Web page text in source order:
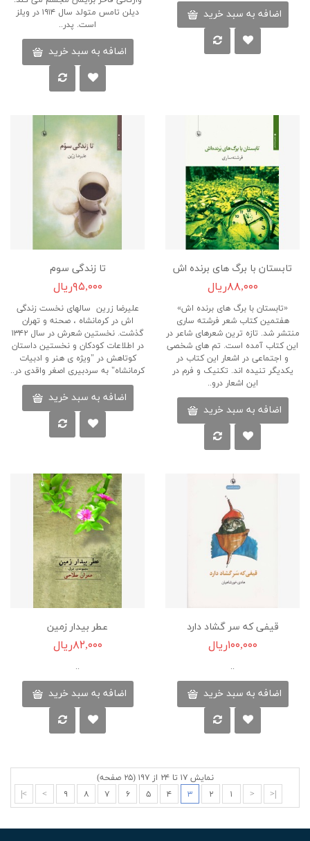
اضافه به سبد خرید
دیلن تامس متولد سال ۱۹۱۴ در ویلز
است. پدر..
اضافه به سبد خرید
تابستان با برگ های برنده اش
۸۸,۰۰۰ریال
«تابستان با برگ های برنده اش»
هفتمین کتاب شعر فرشته ساری
منتشر شد. تازه ترین شعرهای شاعر در
این کتاب آمده است. تم های شخصی
و اجتماعی در اشعار این کتاب در
یکدیگر تنیده اند. تکنیک و فرم در
این اشعار درو..
اضافه به سبد خرید
تا زندگی سوم
۹۵,۰۰۰ریال
علیرضا زرین سالهای نخست زندگی
اش در کرمانشاه ، صحنه و تهران
گذشت. نخستین شعرش در سال ۱۳۴۲
در اطلاعات کودکان و نخستین داستان
کوتاهش در "ویژه ی هنر و ادبیات
کرمانشاه" به سردبیری اصغر واقدی در..
اضافه به سبد خرید
قیفی که سر گشاد دارد
۱۰۰,۰۰۰ریال
..
اضافه به سبد خرید
عطر بیدار زمین
۸۲,۰۰۰ریال
..
اضافه به سبد خرید
نمایش ۱۷ تا ۲۴ از ۱۹۷ (۲۵ صفحه)
|<
< ۱ ۲ ۳ ۴ ۵ ۶ ۷ ۸ ۹ >
>|